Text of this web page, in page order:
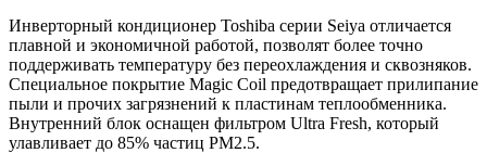
Инверторный кондиционер Toshiba серии Seiya отличается
плавной и экономичной работой, позволят более точно
поддерживать температуру без переохлаждения и сквозняков.
Специальное покрытие Magic Coil предотвращает прилипание
пыли и прочих загрязнений к пластинам теплообменника.
Внутренний блок оснащен фильтром Ultra Fresh, который
улавливает до 85% частиц РМ2.5.